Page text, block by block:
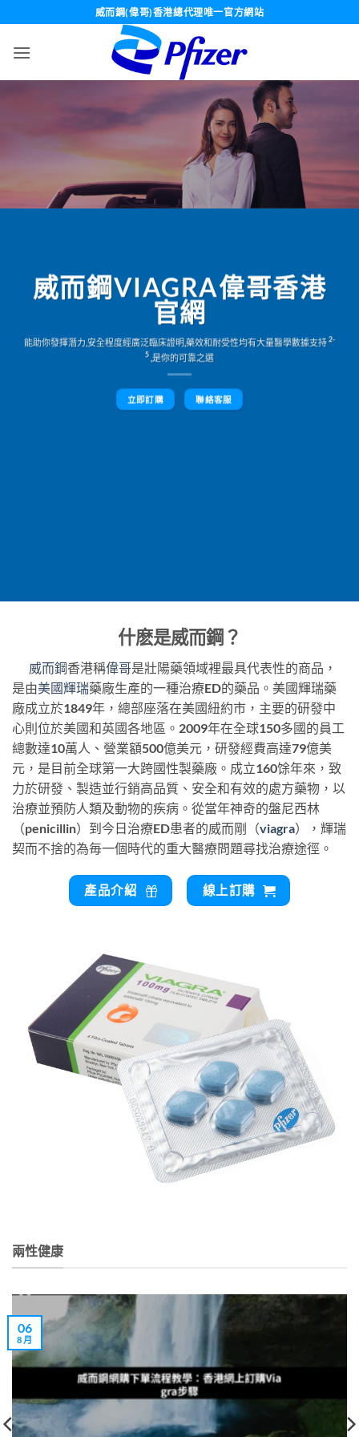
content
威而鋼(偉哥)香港總代理唯一官方網站
威而鋼VIAGRA偉哥香港
官網
能助你發揮潛力,安全程度經廣泛臨床證明,藥效和耐受性均有大量醫學數據支持2-
5,是你的可靠之選
立即訂購 聯絡客服
什麽是威而鋼？
威而鋼香港稱偉哥是壯陽藥領域裡最具代表性的商品，
是由美國輝瑞藥廠生產的一種治療ED的藥品。美國輝瑞藥
廠成立於1849年，總部座落在美國紐約市，主要的研發中
心則位於美國和英國各地區。2009年在全球150多國的員工
總數達10萬人、營業額500億美元，研發經費高達79億美
元，是目前全球第一大跨國性製藥廠。成立160馀年來，致
力於研發、製造並行銷高品質、安全和有效的處方藥物，以
治療並預防人類及動物的疾病。從當年神奇的盤尼西林
（penicillin）到今日治療ED患者的威而剛（viagra），輝瑞
契而不捨的為毎一個時代的重大醫療問題尋找治療途徑。
產品介紹 線上訂購
兩性健康
06
8 月